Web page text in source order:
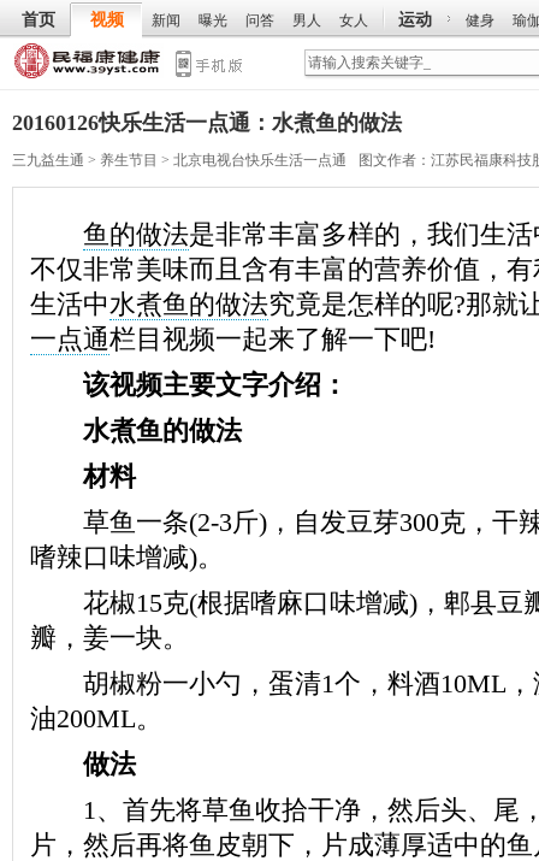
首页 视频 新闻 曝光 问答 男人 女人 运动 健身 瑜
20160126快乐生活一点通：水煮鱼的做法
三九益生通 > 养生节目 > 北京电视台快乐生活一点通 图文作者： 江苏民福康科技
鱼的做法是非常丰富多样的，我们生
不仅非常美味而且含有丰富的营养价值，
生活中水煮鱼的做法究竟是怎样的呢?那就
一点通栏目视频一起来了解一下吧!
该视频主要文字介绍：
水煮鱼的做法
材料
草鱼一条(2-3斤)，自发豆芽300克，干
嗜辣口味增减)。
花椒15克(根据嗜麻口味增减)，郫县豆
瓣，姜一块。
胡椒粉一小勺，蛋清1个，料酒10ML，
油200ML。
做法
1、首先将草鱼收拾干净，然后头、尾
片，然后再将鱼皮朝下，片成薄厚适中的